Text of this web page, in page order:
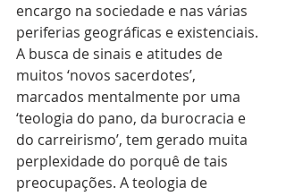
encargo na sociedade e nas várias
periferias geográficas e existenciais.
A busca de sinais e atitudes de
muitos ‘novos sacerdotes’,
marcados mentalmente por uma
‘teologia do pano, da burocracia e
do carreirismo’, tem gerado muita
perplexidade do porquê de tais
preocupações. A teologia de